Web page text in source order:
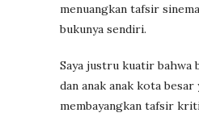
menuangkan tafsir
bukunya sendiri.
Saya justru kuatir bahwa
dan anak anak kota besar
membayangkan tafsir